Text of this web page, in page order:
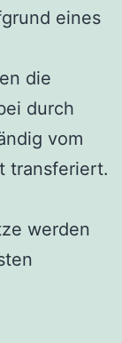
eines
die
durch
vom
transferiert.
werden